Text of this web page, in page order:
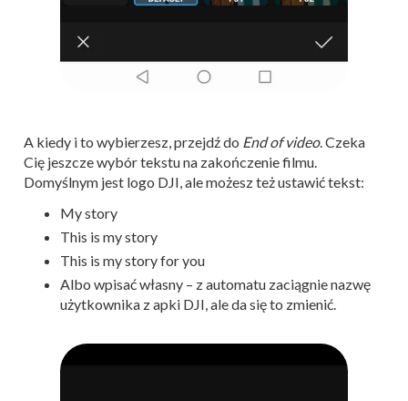
A kiedy i to wybierzesz, przejdź do End of video. Czeka
Cię jeszcze wybór tekstu na zakończenie filmu.
Domyślnym jest logo DJI, ale możesz też ustawić tekst:
My story
This is my story
This is my story for you
Albo wpisać własny – z automatu zaciągnie nazwę
użytkownika z apki DJI, ale da się to zmienić.